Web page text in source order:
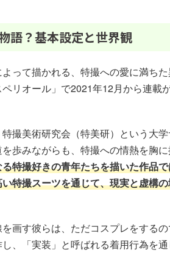
語？基本設定と世界観
よって描かれる、特撮への愛に満ち
リオール」で2021年12月から連載
撮美術研究会（特美研）という大
歩みながらも、特撮への情熱を胸に
特撮好きの青年たちを描いた作品
特撮スーツを通じて、現実と虚構
画す彼らは、ただコスプレをする
、「実装」と呼ばれる着用行為を